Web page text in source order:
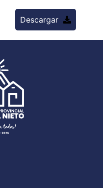
Descargar